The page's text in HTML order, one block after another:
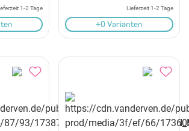
1-2 Tage Lieferzeit 1-2 Tage
+0 Varianten